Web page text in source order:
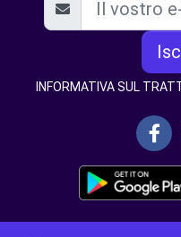
INFORMATIVA SUL